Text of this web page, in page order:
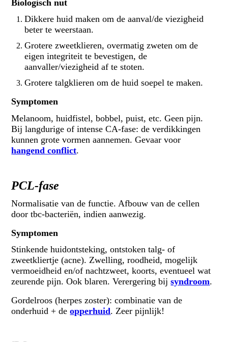
Biologisch nut
Dikkere huid maken om de aanval/de viezigheid
beter te weerstaan.
Grotere zweetklieren, overmatig zweten om de
eigen integriteit te bevestigen, de
aanvaller/viezigheid af te stoten.
Grotere talgklieren om de huid soepel te maken.
Symptomen
Melanoom, huidfistel, bobbel, puist, etc. Geen pijn.
Bij langdurige of intense CA-fase: de verdikkingen
kunnen grote vormen aannemen. Gevaar voor
hangend conflict.
PCL-fase
Normalisatie van de functie. Afbouw van de cellen
door tbc-bacteriën, indien aanwezig.
Symptomen
Stinkende huidontsteking, ontstoken talg- of
zweetkliertje (acne). Zwelling, roodheid, mogelijk
vermoeidheid en/of nachtzweet, koorts, eventueel wat
zeurende pijn. Ook blaren. Verergering bijsyndroom.
Gordelroos (herpes zoster): combinatie van de
onderhuid + deopperhuid. Zeer pijnlijk!